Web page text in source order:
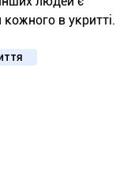
в укритті.